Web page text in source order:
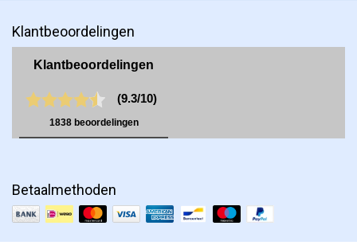
Klantbeoordelingen
Betaalmethoden